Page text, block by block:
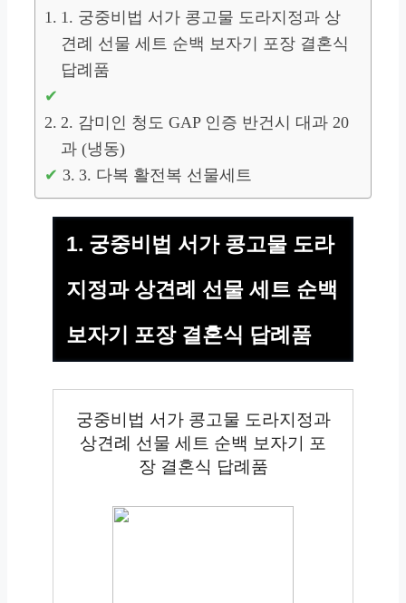
1. 궁중비법 서가 콩고물 도라지정과 상
견례 선물 세트 순백 보자기 포장 결혼식
답례품
2. 감미인 청도 GAP 인증 반건시 대과 20
과 (냉동)
3. 다복 활전복 선물세트
1. 궁중비법 서가 콩고물 도라
지정과 상견례 선물 세트 순백
보자기 포장 결혼식 답례품
궁중비법 서가 콩고물 도라지정과
상견례 선물 세트 순백 보자기 포
장 결혼식 답례품